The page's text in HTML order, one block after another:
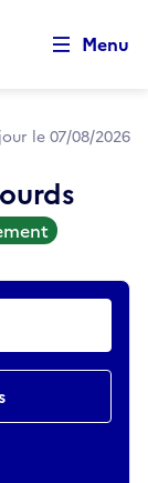
Menu
le 07/08/2026